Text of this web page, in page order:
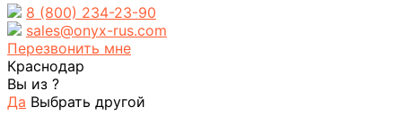
8 (800) 234-23-90
sales@onyx-rus.com
Перезвонить мне
Краснодар
Вы из ?
Да Выбрать другой